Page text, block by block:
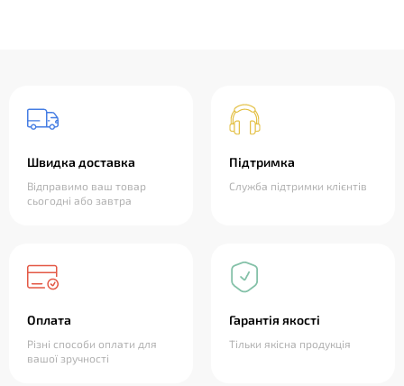
Швидка доставка
Відправимо ваш товар
сьогодні або завтра
Підтримка
Служба підтримки клієнтів
Оплата
Різні способи оплати для
вашої зручності
Гарантія якості
Тільки якісна продукція